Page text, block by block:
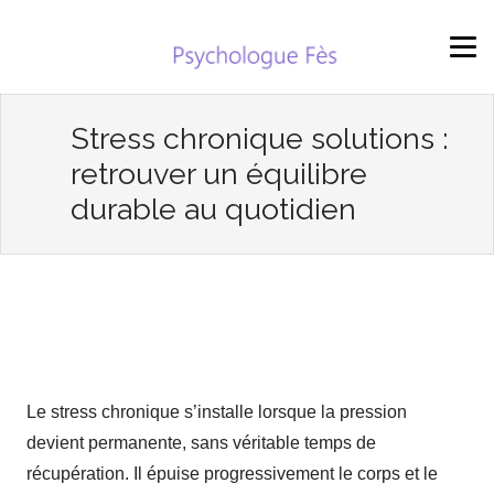
Stress chronique solutions :
retrouver un équilibre
durable au quotidien
Le stress chronique s’installe lorsque la pression
devient permanente, sans véritable temps de
récupération. Il épuise progressivement le corps et le